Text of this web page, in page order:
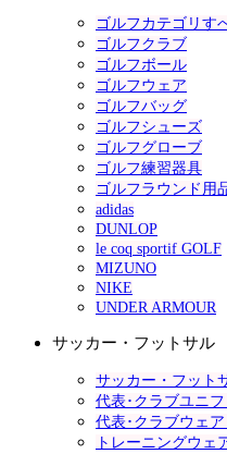
ゴルフカテゴリす
ゴルフクラブ
ゴルフボール
ゴルフウェア
ゴルフバッグ
ゴルフシューズ
ゴルフグローブ
ゴルフ練習器具
ゴルフラウンド用
adidas
DUNLOP
le coq sportif GOLF
MIZUNO
NIKE
UNDER ARMOUR
サッカー・フットサル
サッカー・フット
代表･クラブユニ
代表･クラブウェ
トレーニングウェ